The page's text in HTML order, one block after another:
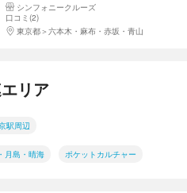
ズ チケット
シンフォニークルーズ
口コミ(2)
東京都
六本木・麻布・赤坂・青山
リア
駅周辺
月島・晴海 ポケットカルチャー